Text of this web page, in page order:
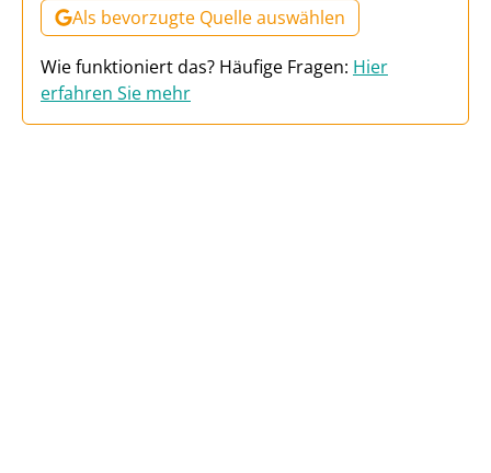
Als bevorzugte Quelle auswählen
Wie funktioniert das? Häufige Fragen: Hier
erfahren Sie mehr